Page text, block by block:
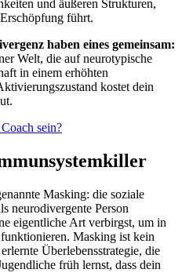
und äußeren Strukturen,
führt.
haben eines gemeinsam:
Welt, die auf neurotypische
in einem erhöhten
kostet dein
sein?
Masking: die soziale
neurodivergente Person
eigentliche Art verbirgst, um in
Masking ist kein
Überlebensstrategie, die
früh lernst, dass dein